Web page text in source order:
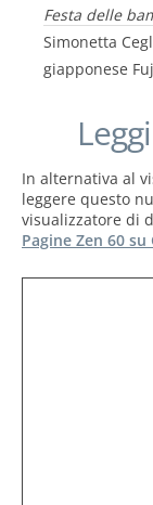
Festa delle
Simonetta
giapponese
In alternativa al
leggere questo
visualizzatore di
Pagine Zen 60